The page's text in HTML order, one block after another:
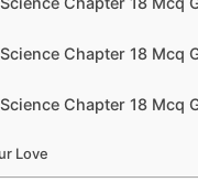
Chapter 18 Mcq
Chapter 18 Mcq
Love